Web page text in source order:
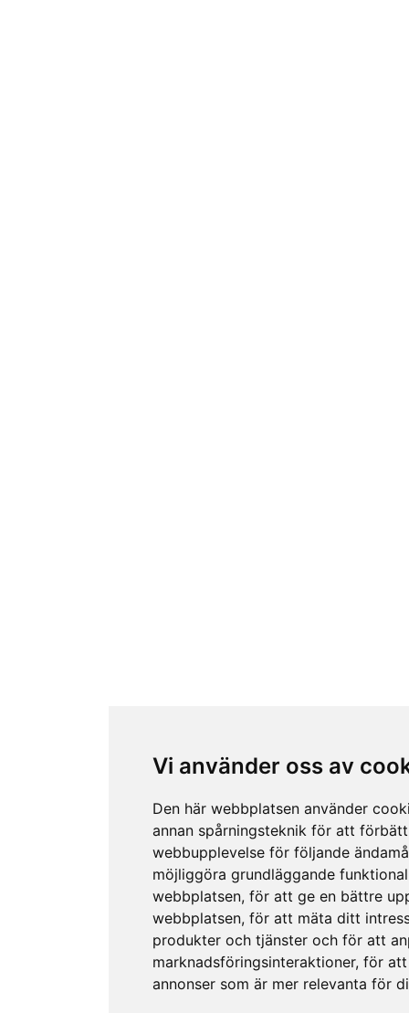
Vi använder oss av
Den här webbplatsen använder
annan spårningsteknik för att
webbupplevelse för följande
möjliggöra grundläggande
webbplatsen, för att ge en bättre
webbplatsen, för att mäta ditt
produkter och tjänster och för att
marknadsföringsinteraktioner, för att
annonser som är mer relevanta för